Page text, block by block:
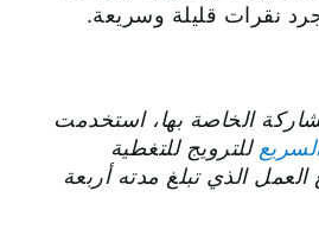
نقرات قليلة وسريعة.
الخاصة بها، استخدمت
للترويج للتغطية
الذي تبلغ مدته أربعة